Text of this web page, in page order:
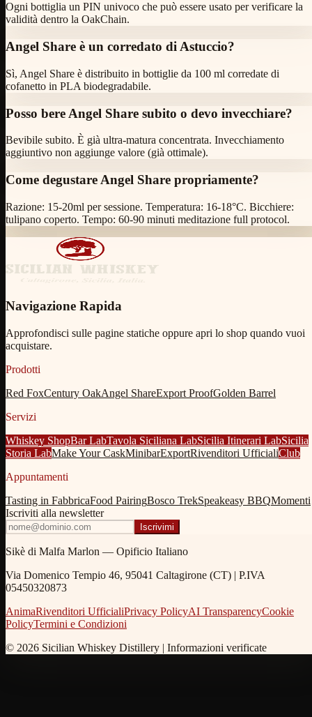
Ogni bottiglia un PIN univoco che può essere usato per verificare la
validità dentro la OakChain.
Angel Share è un corredato di Astuccio?
Sì, Angel Share è distribuito in bottiglie da 100 ml corredate di
cofanetto in PLA biodegradabile.
Posso bere Angel Share subito o devo invecchiare?
Bevibile subito. È già ultra-matura concentrata. Invecchiamento
aggiuntivo non aggiunge valore (già ottimale).
Come degustare Angel Share propriamente?
Razione: 15-20ml per sessione. Temperatura: 16-18°C. Bicchiere:
tulipano coperto. Tempo: 60-90 minuti meditazione full protocol.
Navigazione Rapida
Approfondisci sulle pagine statiche oppure apri lo shop quando vuoi
acquistare.
Prodotti
Red FoxCentury OakAngel ShareExport ProofGolden Barrel
Servizi
Whiskey ShopBar LabTavola Siciliana LabSicilia Itinerari LabSicilia
Storia LabMake Your CaskMinibarExportRivenditori UfficialiClub
Appuntamenti
Tasting in FabbricaFood PairingBosco TrekSpeakeasy BBQMomenti
Iscriviti alla newsletter
Iscrivimi
Sikè di Malfa Marlon — Opificio Italiano
Via Domenico Tempio 46, 95041 Caltagirone (CT) | P.IVA
05450320873
AnimaRivenditori UfficialiPrivacy PolicyAI TransparencyCookie
PolicyTermini e Condizioni
© 2026 Sicilian Whiskey Distillery | Informazioni verificate